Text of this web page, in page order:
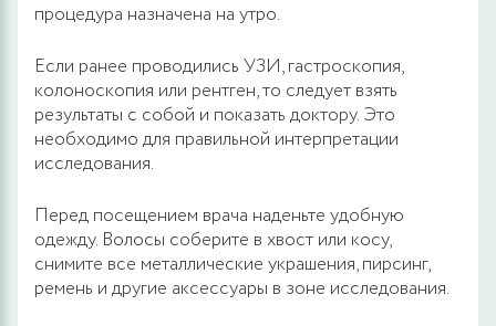
процедура назначена на утро.
Если ранее проводились УЗИ, гастроскопия,
колоноскопия или рентген, то следует взять
результаты с собой и показать доктору. Это
необходимо для правильной интерпретации
исследования.
Перед посещением врача наденьте удобную
одежду. Волосы соберите в хвост или косу,
снимите все металлические украшения, пирсинг,
ремень и другие аксессуары в зоне исследования.